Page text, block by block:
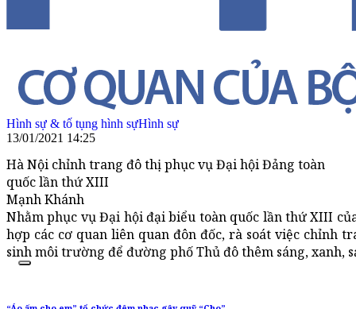
Hình sự & tố tụng hình sựHình sự
13/01/2021 14:25
Hà Nội chỉnh trang đô thị phục vụ Đại hội Đảng toàn
quốc lần thứ XIII
Mạnh Khánh
Nhằm phục vụ Đại hội đại biểu toàn quốc lần thứ XIII
hợp các cơ quan liên quan đôn đốc, rà soát việc chỉnh
sinh môi trường để đường phố Thủ đô thêm sáng, xanh,